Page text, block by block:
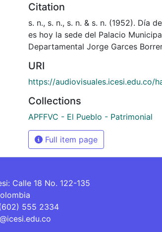
Citation
s. n., s. n., s. n. & s. n. (1952). Día
es hoy la sede del Palacio
Departamental Jorge Garces
URI
https://audiovisuales.icesi.edu.co/
Collections
APFFVC - El Pueblo - Patrimonial
Full item page
Calle 18 No. 122-135
555 2334